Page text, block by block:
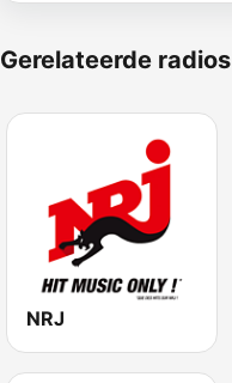
Gerelateerde radios
NRJ